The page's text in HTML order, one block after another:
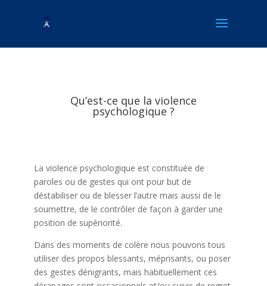
Qu’est-ce que la violence
psychologique ?
La violence psychologique est constituée de
paroles ou de gestes qui ont pour but de
déstabiliser ou de blesser l’autre mais aussi de le
soumettre, de le contrôler de façon à garder une
position de supériorité.
Dans des moments de colère nous pouvons tous
utiliser des propos blessants, méprisants, ou poser
des gestes dénigrants, mais habituellement ces